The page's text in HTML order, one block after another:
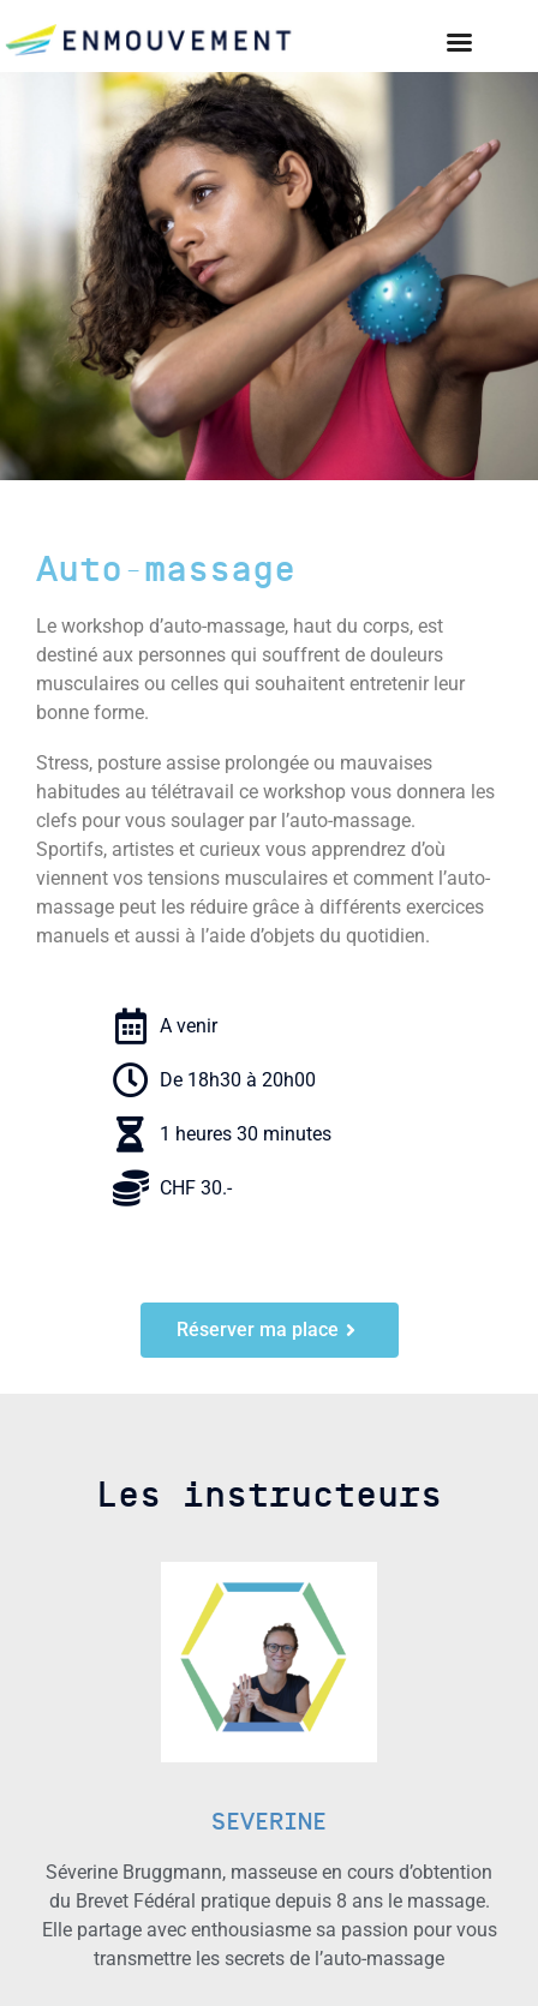
Auto-massage
Le workshop d’auto-massage, haut du corps, est
destiné aux personnes qui souffrent de douleurs
musculaires ou celles qui souhaitent entretenir leur
bonne forme.
Stress, posture assise prolongée ou mauvaises
habitudes au télétravail ce workshop vous donnera les
clefs pour vous soulager par l’auto-massage.
Sportifs, artistes et curieux vous apprendrez d’où
viennent vos tensions musculaires et comment l’auto-
massage peut les réduire grâce à différents exercices
manuels et aussi à l’aide d’objets du quotidien.
A venir
De 18h30 à 20h00
1 heures 30 minutes
CHF 30.-
Réserver ma place
Les instructeurs
SEVERINE
Séverine Bruggmann, masseuse en cours d’obtention
du Brevet Fédéral pratique depuis 8 ans le massage.
Elle partage avec enthousiasme sa passion pour vous
transmettre les secrets de l’auto-massage